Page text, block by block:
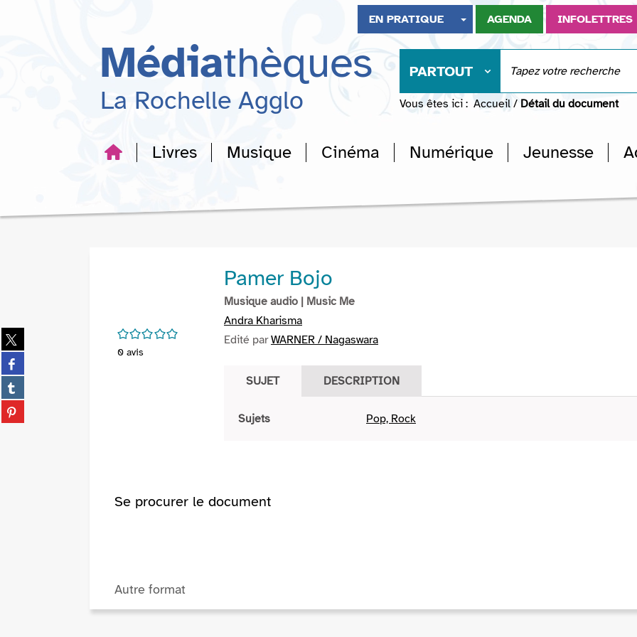
recherche
EN PRATIQUE AGENDA INFOLETTRES
Médiathèques
La Rochelle Agglo
PARTOUT
Vous êtes ici : Accueil / Détail du document
Livres Musique Cinéma Numérique Jeunesse
Partager
sur
twitter
(Nouvelle
fenêtre)
Partager
sur
facebook
(Nouvelle
fenêtre)
Partager
sur
tumblr
Partager
sur
/5
0 avis
Pamer Bojo
Musique audio | Music Me
Andra Kharisma
Edité parWARNER / Nagaswara
SUJET DESCRIPTION
Sujets Pop, Rock
Se procurer le document
Autre format